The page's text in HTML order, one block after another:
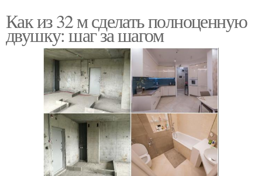
Как из 32 м сделать полноценную
двушку: шаг за шагом